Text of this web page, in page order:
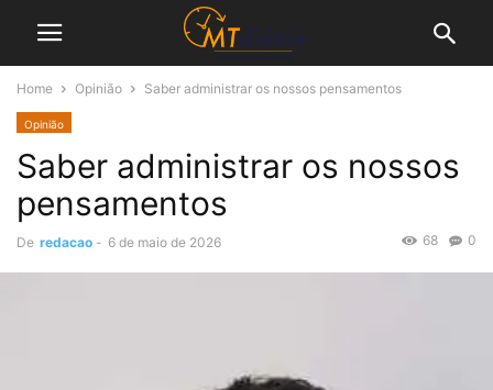
Home Opinião Saber administrar os nossos pensamentos
Opinião
Saber administrar os nossos
pensamentos
De redacao - 6 de maio de 2026 0
68